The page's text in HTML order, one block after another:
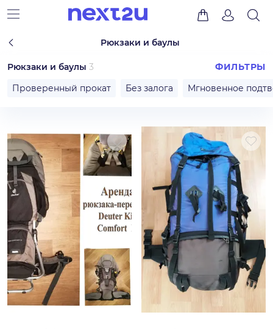
Рюкзаки и баулы
Рюкзаки и баулы 3
ФИЛЬТРЫ
Проверенный прокат
Без залога Мгновенное